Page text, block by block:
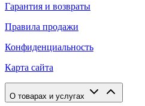
Гарантия и возвраты
Правила продажи
Конфиденциальность
Карта сайта
О товарах и услугах